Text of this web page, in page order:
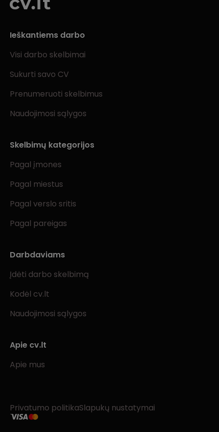
Ieškantiems darbo
Visi darbo skelbimai
Sukurti savo CV
Prenumeruoti skelbimus
Naudojimosi sąlygos
Skelbimų kategorijos
Pagal įmones
Pagal miestus
Pagal verslo sritis
Pagal pareigas
Darbdaviams
Įdėti darbo skelbimą
Kodėl cv.lt
Naudojimosi sąlygos
Apie cv.lt
Apie mus
Privatumo politikaSlapukų nustatymai